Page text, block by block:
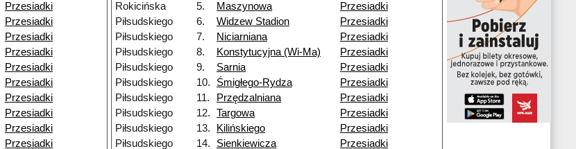
Przesiadki
Przesiadki
Przesiadki
Przesiadki
Przesiadki
Przesiadki
Przesiadki
Przesiadki
Przesiadki
Przesiadki
Rokicińska
5. Maszynowa
Przesiadki
Piłsudskiego
6. Widzew Stadion
Przesiadki
Piłsudskiego
7. Niciarniana
Przesiadki
Piłsudskiego
8. Konstytucyjna (Wi-Ma)
Przesiadki
Piłsudskiego
9. Sarnia
Przesiadki
Piłsudskiego
10. Śmigłego-Rydza
Przesiadki
Piłsudskiego
11. Przędzalniana
Przesiadki
Piłsudskiego
12. Targowa
Przesiadki
Piłsudskiego
13. Kilińskiego
Przesiadki
Piłsudskiego
14. Sienkiewicza Przesiadki